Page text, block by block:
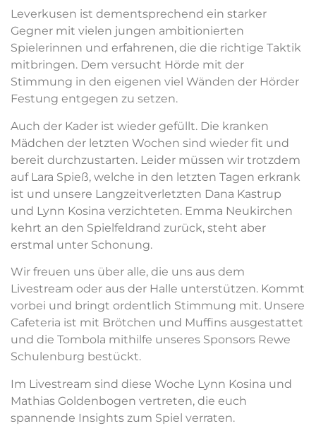
Leverkusen ist dementsprechend ein starker
Gegner mit vielen jungen ambitionierten
Spielerinnen und erfahrenen, die die richtige Taktik
mitbringen. Dem versucht Hörde mit der
Stimmung in den eigenen viel Wänden der Hörder
Festung entgegen zu setzen.
Auch der Kader ist wieder gefüllt. Die kranken
Mädchen der letzten Wochen sind wieder fit und
bereit durchzustarten. Leider müssen wir trotzdem
auf Lara Spieß, welche in den letzten Tagen erkrank
ist und unsere Langzeitverletzten Dana Kastrup
und Lynn Kosina verzichteten. Emma Neukirchen
kehrt an den Spielfeldrand zurück, steht aber
erstmal unter Schonung.
Wir freuen uns über alle, die uns aus dem
Livestream oder aus der Halle unterstützen. Kommt
vorbei und bringt ordentlich Stimmung mit. Unsere
Cafeteria ist mit Brötchen und Muffins ausgestattet
und die Tombola mithilfe unseres Sponsors Rewe
Schulenburg bestückt.
Im Livestream sind diese Woche Lynn Kosina und
Mathias Goldenbogen vertreten, die euch
spannende Insights zum Spiel verraten.